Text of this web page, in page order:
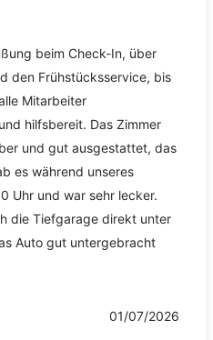
beim Check-In, über
den Frühstücksservice, bis
Mitarbeiter
hilfsbereit. Das Zimmer
und gut ausgestattet, das
es während unseres
Uhr und war sehr lecker.
die Tiefgarage direkt unter
Auto gut untergebracht
01/07/2026